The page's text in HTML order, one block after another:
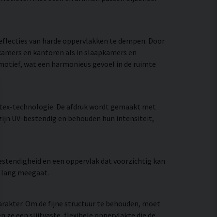
van harde oppervlakken te dempen. Door
en kantoren als in slaapkamers en
wat een harmonieus gevoel in de ruimte
technologie. De afdruk wordt gemaakt met
UV-bestendig en behouden hun intensiteit,
en een oppervlak dat voorzichtig kan
meegaat.
Om de fijne structuur te behouden, moet
ze een slijtvaste, flexibele oppervlakte die de